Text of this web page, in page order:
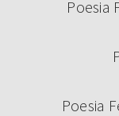
Poesia
Poesia